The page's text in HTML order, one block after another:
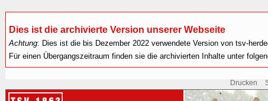
Dies ist die archivierte Version unserer Webseite
Achtung: Dies ist die bis Dezember 2022 verwendete Version von tsv-
Für einen Übergangszeitraum finden sie die archivierten Inhalte unter
Drucken